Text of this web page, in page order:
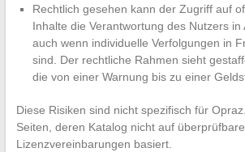
Rechtlich gesehen kann der Zugriff auf
Inhalte die Verantwortung des Nutzers in
auch wenn individuelle Verfolgungen in
sind. Der rechtliche Rahmen sieht
die von einer Warnung bis zu einer
Diese Risiken sind nicht spezifisch für
Seiten, deren Katalog nicht auf
Lizenzvereinbarungen basiert.